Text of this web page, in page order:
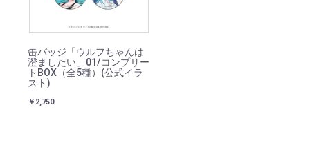
缶バッジ「ウルフちゃんは
澄ましたい」01/コンプリー
トBOX（全5種）(公式イラ
スト)
￥2,750